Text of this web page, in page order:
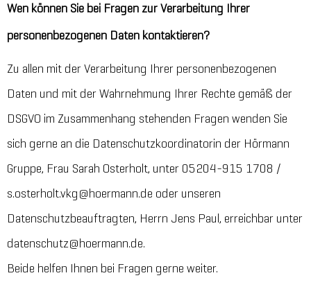
Wen können Sie bei Fragen zur Verarbeitung Ihrer
personenbezogenen Daten kontaktieren?
Zu allen mit der Verarbeitung Ihrer personenbezogenen
Daten und mit der Wahrnehmung Ihrer Rechte gemäß der
DSGVO im Zusammenhang stehenden Fragen wenden Sie
sich gerne an die Datenschutzkoordinatorin der Hörmann
Gruppe, Frau Sarah Osterholt, unter 05204-915 1708 /
s.osterholt.vkg@hoermann.de oder unseren
Datenschutzbeauftragten, Herrn Jens Paul, erreichbar unter
datenschutz@hoermann.de.
Beide helfen Ihnen bei Fragen gerne weiter.